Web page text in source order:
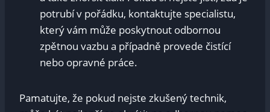
potrubí v pořádku, kontaktujte specialistu,
který vám může poskytnout odbornou
zpětnou vazbu a případně provede čistící
nebo opravné práce.
Pamatujte, že pokud nejste zkušený technik,